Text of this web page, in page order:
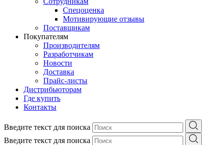
Спецоценка
Мотивирующие отзывы
Поставщикам
Покупателям
Производителям
Разработчикам
Новости
Доставка
Прайс-листы
Дистрибьюторам
Где купить
Контакты
Введите текст для поиска
Введите текст для поиска